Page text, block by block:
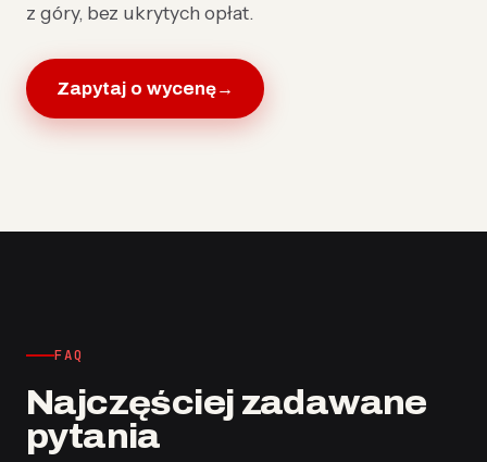
z góry, bez ukrytych opłat.
Zapytaj o wycenę→
FAQ
Najczęściej zadawane
pytania